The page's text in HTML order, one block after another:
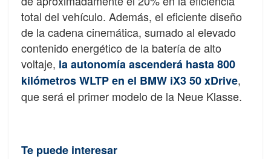
total del vehículo. Además, el eficiente diseño
de la cadena cinemática, sumado al elevado
contenido energético de la batería de alto
voltaje, la autonomía ascenderá hasta 800
kilómetros WLTP en el BMW iX3 50 xDrive,
que será el primer modelo de la Neue Klasse.
Te puede interesar